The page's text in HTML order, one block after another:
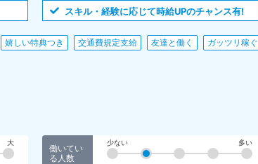
スキル・経験に応じて時給UPのチャンス有!
嬉しい特典つき 交通費規定支給 友達と働く ガッツリ稼ぐ
大
働いてい
る人数
少ない 多い